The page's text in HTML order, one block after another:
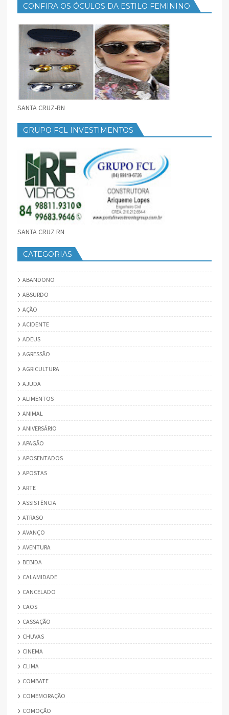
CONFIRA OS ÓCULOS DA ESTILO FEMININO
SANTA CRUZ-RN
GRUPO FCL INVESTIMENTOS
SANTA CRUZ RN
CATEGORIAS
ABANDONO
ABSURDO
AÇÃO
ACIDENTE
ADEUS
AGRESSÃO
AGRICULTURA
AJUDA
ALIMENTOS
ANIMAL
ANIVERSÁRIO
APAGÃO
APOSENTADOS
APOSTAS
ARTE
ASSISTÊNCIA
ATRASO
AVANÇO
AVENTURA
BEBIDA
CALAMIDADE
CANCELADO
CAOS
CASSAÇÃO
CHUVAS
CINEMA
CLIMA
COMBATE
COMEMORAÇÃO
COMOÇÃO